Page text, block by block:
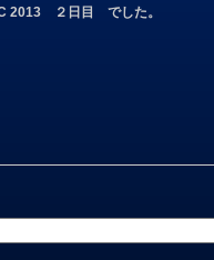
2013 ２日目 でした。